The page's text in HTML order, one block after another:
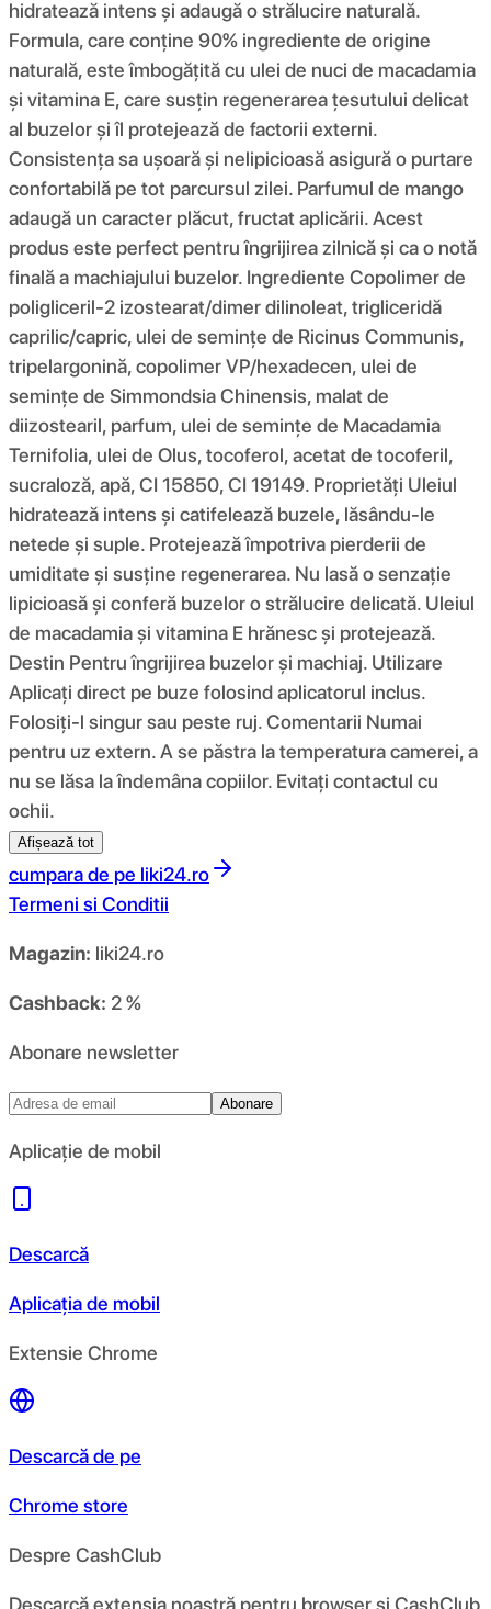
hidratează intens și adaugă o strălucire naturală.
Formula, care conține 90% ingrediente de origine
naturală, este îmbogățită cu ulei de nuci de macadamia
și vitamina E, care susțin regenerarea țesutului delicat
al buzelor și îl protejează de factorii externi.
Consistența sa ușoară și nelipicioasă asigură o purtare
confortabilă pe tot parcursul zilei. Parfumul de mango
adaugă un caracter plăcut, fructat aplicării. Acest
produs este perfect pentru îngrijirea zilnică și ca o notă
finală a machiajului buzelor. Ingrediente Copolimer de
poligliceril-2 izostearat/dimer dilinoleat, trigliceridă
caprilic/capric, ulei de semințe de Ricinus Communis,
tripelargonină, copolimer VP/hexadecen, ulei de
semințe de Simmondsia Chinensis, malat de
diizostearil, parfum, ulei de semințe de Macadamia
Ternifolia, ulei de Olus, tocoferol, acetat de tocoferil,
sucraloză, apă, CI 15850, CI 19149. Proprietăți Uleiul
hidratează intens și catifelează buzele, lăsându-le
netede și suple. Protejează împotriva pierderii de
umiditate și susține regenerarea. Nu lasă o senzație
lipicioasă și conferă buzelor o strălucire delicată. Uleiul
de macadamia și vitamina E hrănesc și protejează.
Destin Pentru îngrijirea buzelor și machiaj. Utilizare
Aplicați direct pe buze folosind aplicatorul inclus.
Folosiți-l singur sau peste ruj. Comentarii Numai
pentru uz extern. A se păstra la temperatura camerei, a
nu se lăsa la îndemâna copiilor. Evitați contactul cu
ochii.
Afișează tot
cumpara de pe liki24.ro
Termeni si Conditii
Magazin: liki24.ro
Cashback: 2 %
Abonare newsletter
Abonare
Aplicație de mobil
Descarcă
Aplicația de mobil
Extensie Chrome
Descarcă de pe
Chrome store
Despre CashClub
Descarcă extensia noastră pentru browser și CashClub